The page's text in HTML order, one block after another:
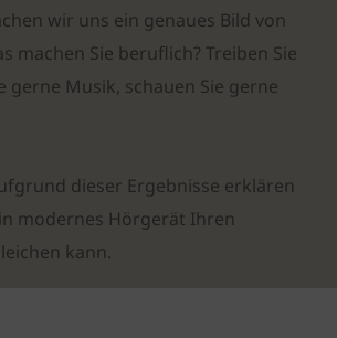
wir uns ein genaues Bild von
machen Sie beruflich? Treiben Sie
gerne Musik, schauen Sie gerne
dieser Ergebnisse erklären
modernes Hörgerät Ihren
kann.